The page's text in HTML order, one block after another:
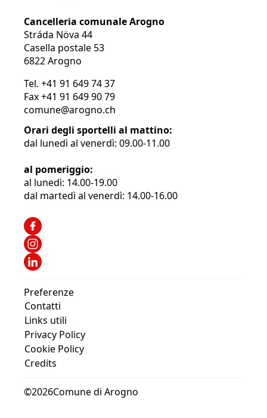
Cancelleria comunale Arogno
Stráda Növa 44
Casella postale 53
6822 Arogno
Tel.+41 91 649 74 37
Fax+41 91 649 90 79
comune@arogno.ch
Orari degli sportelli al mattino:
dal lunedì al venerdì: 09.00-11.00
al pomeriggio:
al lunedì: 14.00-19.00
dal martedì al venerdì: 14.00-16.00
Preferenze
Contatti
Links utili
Privacy Policy
Cookie Policy
Credits
©2026Comune di Arogno